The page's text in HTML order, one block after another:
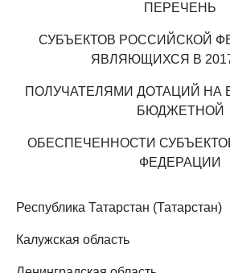
ПЕРЕЧЕНЬ
СУБЪЕКТОВ РОССИЙСКОЙ
ЯВЛЯЮЩИХСЯ В
ПОЛУЧАТЕЛЯМИ ДОТАЦИЙ НА
БЮДЖЕТНОЙ
ОБЕСПЕЧЕННОСТИ
ФЕДЕРАЦИИ
Республика Татарстан (Татарстан)
Калужская область